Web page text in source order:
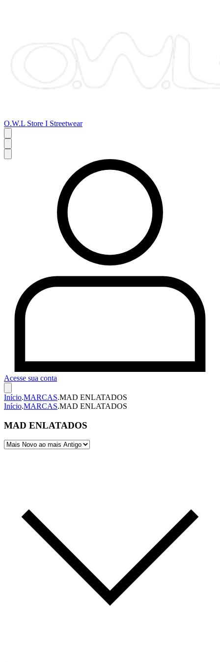
O.W.L Store I Streetwear
Acesse sua conta
Início.MARCAS.MAD ENLATADOS
Início.MARCAS.MAD ENLATADOS
MAD ENLATADOS